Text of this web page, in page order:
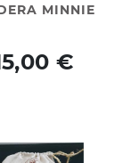
MINNIE
€